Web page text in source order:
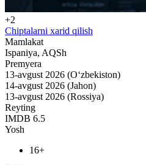
+2
Chiptalarni xarid qilish
Mamlakat
Ispaniya, AQSh
Premyera
13-avgust 2026 (O‘zbekiston)
14-avgust 2026 (Jahon)
13-avgust 2026 (Rossiya)
Reyting
IMDB 6.5
Yosh
16+